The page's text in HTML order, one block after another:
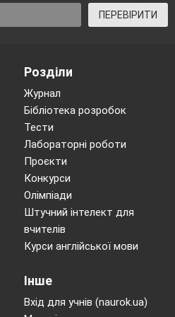
планета від Сонця.
вдвічі менше за Землю.
супутника: Фобос і
навколо Сонця
ПЕРЕВІРИТИ
Розділи
Журнал
Бібліотека розробок
Тести
Лабораторні роботи
Проєкти
Конкурси
Олімпіади
Штучний інтелект для
вчителів
Курси англійської мови
Інше
Вхід для учнів (naurok.ua)